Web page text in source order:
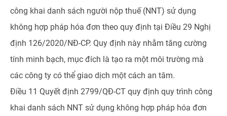
công khai danh sách người nộp thuế (NNT) sử dụng
không hợp pháp hóa đơn theo quy định tại Điều 29 Nghị
định 126/2020/NĐ-CP. Quy định này nhằm tăng cường
tính minh bạch, mục đích là tạo ra một môi trường mà
các công ty có thể giao dịch một cách an tâm.
Điều 11 Quyết định 2799/QĐ-CT quy định quy trình công
khai danh sách NNT sử dụng không hợp pháp hóa đơn